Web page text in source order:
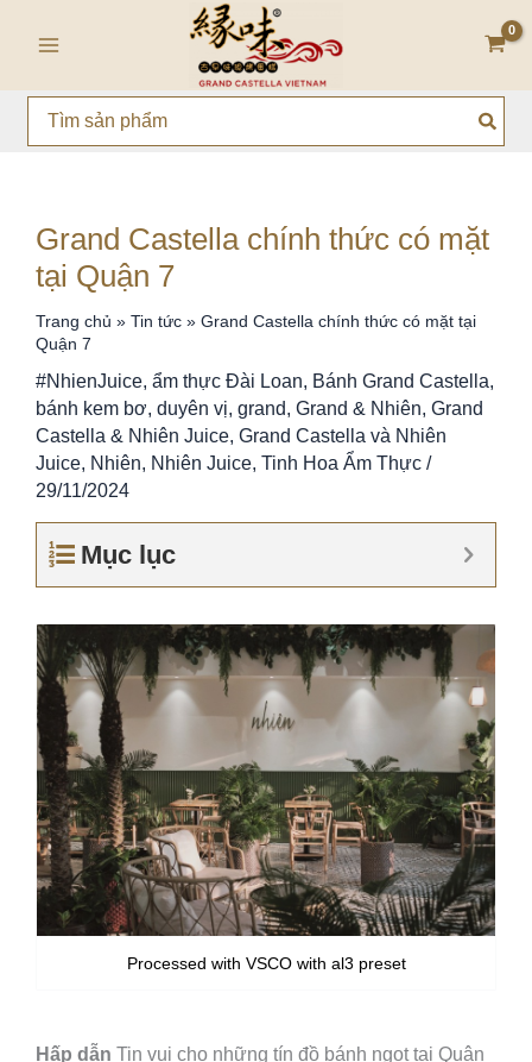
dung
for:
Grand Castella chính thức có mặt
tại Quận 7
Trang chủ » Tin tức » Grand Castella chính thức có mặt tại
Quận 7
#NhienJuice, ẩm thực Đài Loan, Bánh Grand Castella,
bánh kem bơ, duyên vị, grand, Grand & Nhiên, Grand
Castella & Nhiên Juice, Grand Castella và Nhiên
Juice, Nhiên, Nhiên Juice, Tinh Hoa Ẩm Thực /
29/11/2024
Mục lục
Processed with VSCO with al3 preset
Hấp dẫn Tin vui cho những tín đồ bánh ngọt tại Quận